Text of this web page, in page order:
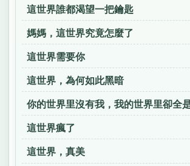
這世界誰都渴望一把鑰匙
媽媽，這世界究竟怎麼了
這世界需要你
這世界，為何如此黑暗
你的世界里沒有我，我的世界里卻全
這世界瘋了
這世界，真美